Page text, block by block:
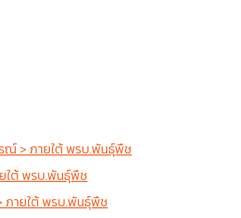
ณ์ > ภายใต้ พรบ.พันธุ์พืช
ใต้ พรบ.พันธุ์พืช
ภายใต้ พรบ.พันธุ์พืช